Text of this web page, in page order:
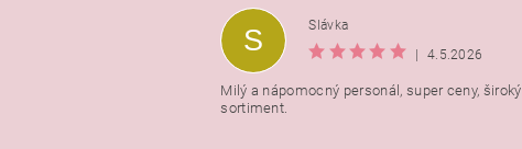
S
Slávka
4.5.2026
Milý a nápomocný personál, super ceny, široký
sortiment.